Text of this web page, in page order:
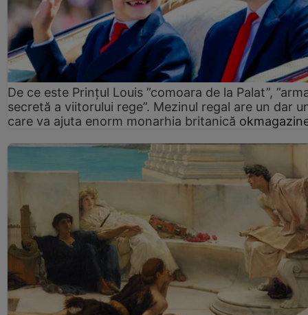
De ce este Prințul Louis ”comoara de la Palat”,
secretă a viitorului rege”. Mezinul regal are un dar
care va ajuta enorm monarhia britanică